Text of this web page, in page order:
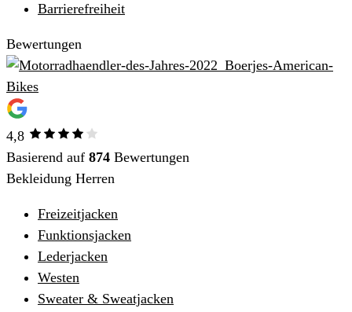
Barrierefreiheit
Bewertungen
4,8
Basierend auf 874 Bewertungen
Bekleidung Herren
Freizeitjacken
Funktionsjacken
Lederjacken
Westen
Sweater & Sweatjacken